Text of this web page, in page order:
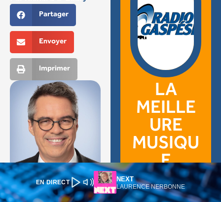
EN DIRECT NEXT
LAURENCE NERBONNE